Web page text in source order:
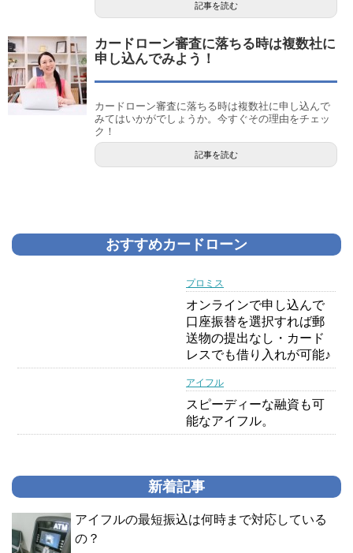
記事を読む
カードローン審査に落ちる時は複数社に
申し込んでみよう！
カードローン審査に落ちる時は複数社に申し込んで
みてはいかがでしょうか。今すぐその理由をチェッ
ク！
記事を読む
おすすめカードローン
プロミス
オンラインで申し込んで
口座振替を選択すれば郵
送物の提出なし・カード
レスでも借り入れが可能♪
アイフル
スピーディーな融資も可
能なアイフル。
新着記事
アイフルの最短振込は何時まで対応している
の？